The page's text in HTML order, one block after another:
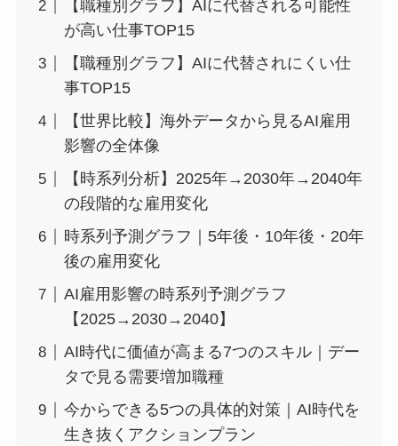
【職種別グラフ】AIに代替される可能性
が高い仕事TOP15
【職種別グラフ】AIに代替されにくい仕
事TOP15
【世界比較】海外データから見るAI雇用
影響の全体像
【時系列分析】2025年→2030年→2040年
の段階的な雇用変化
時系列予測グラフ｜5年後・10年後・20年
後の雇用変化
AI雇用影響の時系列予測グラフ
【2025→2030→2040】
AI時代に価値が高まる7つのスキル｜デー
タで見る需要増加職種
今からできる5つの具体的対策｜AI時代を
生き抜くアクションプラン